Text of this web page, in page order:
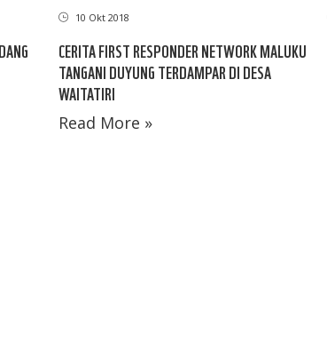
10 Okt 2018
CERITA FIRST RESPONDER NETWORK MALUKU
TANGANI DUYUNG TERDAMPAR DI DESA
WAITATIRI
Read More »